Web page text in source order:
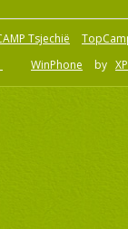
Tsjechië
WinPhone by